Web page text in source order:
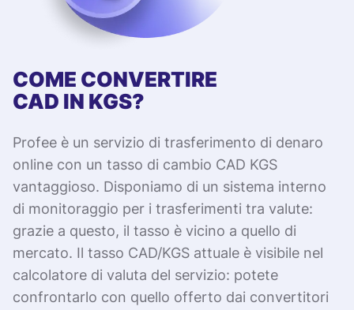
COME CONVERTIRE
CAD IN KGS?
Profee è un servizio di trasferimento di denaro
online con un tasso di cambio CAD KGS
vantaggioso. Disponiamo di un sistema interno
di monitoraggio per i trasferimenti tra valute:
grazie a questo, il tasso è vicino a quello di
mercato. Il tasso CAD/KGS attuale è visibile nel
calcolatore di valuta del servizio: potete
confrontarlo con quello offerto dai convertitori